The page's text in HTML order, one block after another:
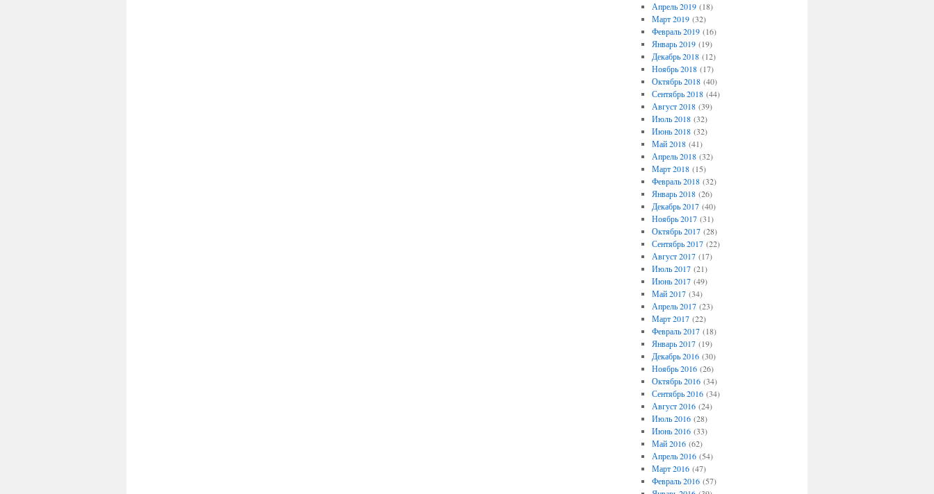
Апрель 2019(18)
Март 2019(32)
Февраль 2019(16)
Январь 2019(19)
Декабрь 2018(12)
Ноябрь 2018(17)
Октябрь 2018(40)
Сентябрь 2018(44)
Август 2018(39)
Июль 2018(32)
Июнь 2018(32)
Май 2018(41)
Апрель 2018(32)
Март 2018(15)
Февраль 2018(32)
Январь 2018(26)
Декабрь 2017(40)
Ноябрь 2017(31)
Октябрь 2017(28)
Сентябрь 2017(22)
Август 2017(17)
Июль 2017(21)
Июнь 2017(49)
Май 2017(34)
Апрель 2017(23)
Март 2017(22)
Февраль 2017(18)
Январь 2017(19)
Декабрь 2016(30)
Ноябрь 2016(26)
Октябрь 2016(34)
Сентябрь 2016(34)
Август 2016(24)
Июль 2016(28)
Июнь 2016(33)
Май 2016(62)
Апрель 2016(54)
Март 2016(47)
Февраль 2016(57)